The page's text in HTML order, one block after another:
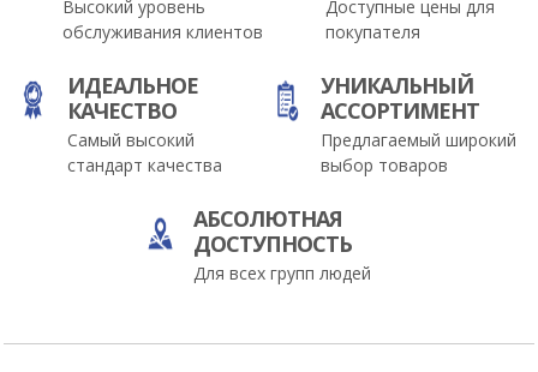
Высокий уровень
обслуживания клиентов
Доступные цены для
покупателя
ИДЕАЛЬНОЕ
КАЧЕСТВО
Самый высокий
стандарт качества
УНИКАЛЬНЫЙ
АССОРТИМЕНТ
Предлагаемый широкий
выбор товаров
АБСОЛЮТНАЯ
ДОСТУПНОСТЬ
Для всех групп людей